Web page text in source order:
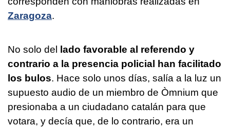
Zaragoza.
No solo del lado favorable al referendo y
contrario a la presencia policial han facilitado
los bulos. Hace solo unos días, salía a la luz un
supuesto audio de un miembro de Òmnium que
presionaba a un ciudadano catalán para que
votara, y decía que, de lo contrario, era un